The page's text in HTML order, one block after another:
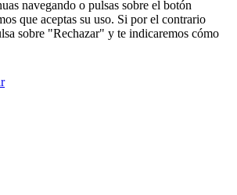
navegando o pulsas sobre el botón
que aceptas su uso. Si por el contrario
sobre "Rechazar" y te indicaremos cómo